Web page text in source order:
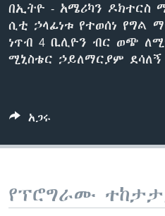
ቋንቋዎች
በኢትዮ - አሜሪካን ዶክተርስ
ሲቲ ኃላፊነቱ የተወሰነ የግል
ነጥብ 4 ቢሊዮን ብር ወጭ
ሚኒስቴር ኃይለማርያም
አጋሩ
የፕሮግራሙ